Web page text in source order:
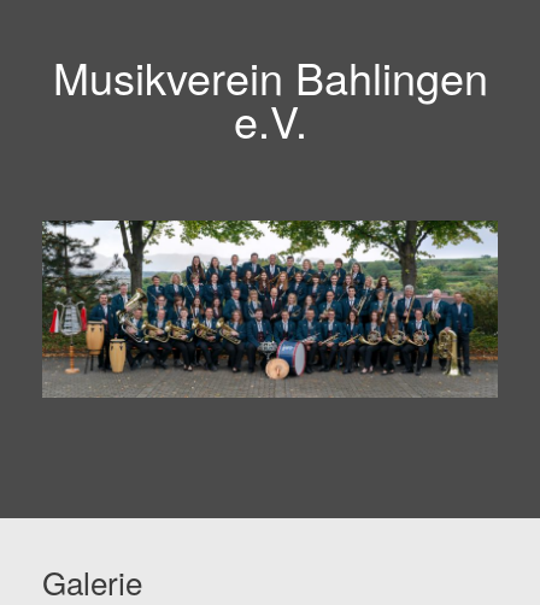
Musikverein Bahlingen
e.V.
Galerie